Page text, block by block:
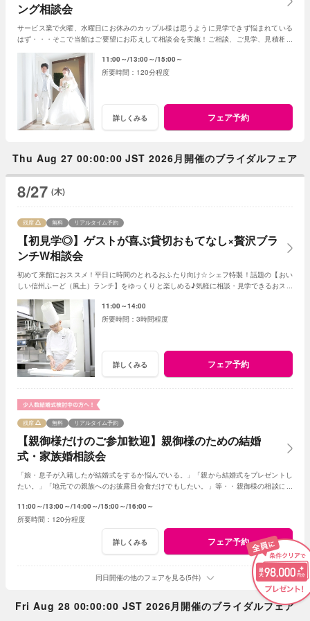
ング相談会
サービス業で火曜、水曜日にお休みのカップル様は思うように見学できず悩まれている
はず・・・そこで当館はご要望にお応えして相談会を実施！ご相談、ご見学、見積相談
11:00～ 13:00～ 15:00～
120分程度
詳しくみる フェア予約
Thu Aug 27 00:00:00 JST 2026月開催のブライダルフェア
8/27 (木)
【初見学◎】ゲストが喜ぶ貸切おもてなし×贅沢ブラ
ンチW相談会
残席 無料 リアルタイム予約
初めて来館におススメ！平日に時間のとれるおふたり向け☆シェフ特製！話題の【おい
しい信州ふーど（風土）ランチ】をゆっくりと楽しめる♪気軽に相談・見学できるおスス
11:00～14:00
3時間程度
詳しくみる フェア予約
【親御様だけのご参加歓迎】親御様のための結婚
式・家族婚相談会
残席 無料 リアルタイム予約
「娘・息子が入籍したが結婚式をするか悩んでいる。」「親から結婚式をプレゼントし
たい。」「地元での親族へのお披露目会食だけでもしたい。」等・・親御様の相談にベ
11:00～ 13:00～ 14:00～ 15:00～ 16:00～
120分程度
詳しくみる フェア予約
同日開催の他のフェアを見る(5件)
Fri Aug 28 00:00:00 JST 2026月開催のブライダルフェア